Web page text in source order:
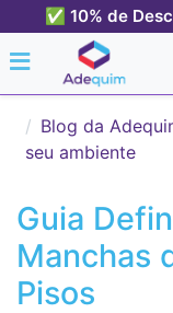
✅ 10% de
Blog da
seu ambiente
Guia
Manchas
Pisos